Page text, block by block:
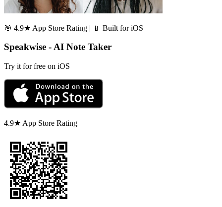
🎯 4.9★ App Store Rating | 📱 Built for iOS
Speakwise - AI Note Taker
Try it for free on iOS
4.9★ App Store Rating